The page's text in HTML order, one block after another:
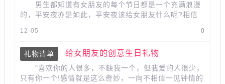
男生都知道有女朋友的每个节日都是一个充满浪漫
的，平安夜亦是如此，平安夜该给女朋友什么呢?相信
0
12-05
礼物清单 给女朋友的创意生日礼物
"喜欢你的人很多，不缺我一个，但我爱的人很少，
只有你一个!感情就是这么奇妙，一向不相信一见钟情的